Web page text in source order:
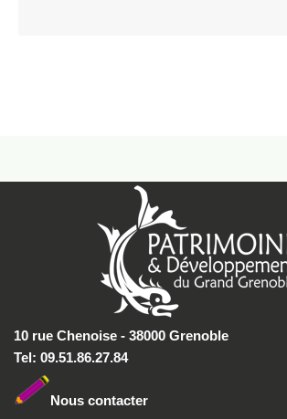
10 rue Chenoise - 38000 Grenoble
Tel: 09.51.86.27.84
Nous contacter